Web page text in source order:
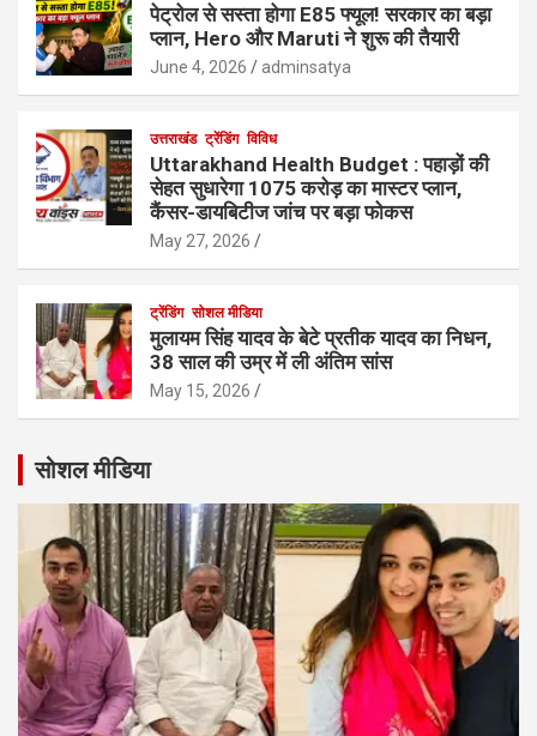
पेट्रोल से सस्ता होगा E85 फ्यूल! सरकार का बड़ा
प्लान, Hero और Maruti ने शुरू की तैयारी
June 4, 2026 adminsatya
उत्तराखंड ट्रेंडिंग विविध
Uttarakhand Health Budget : पहाड़ों की
सेहत सुधारेगा 1075 करोड़ का मास्टर प्लान,
कैंसर-डायबिटीज जांच पर बड़ा फोकस
May 27, 2026
ट्रेंडिंग सोशल मीडिया
मुलायम सिंह यादव के बेटे प्रतीक यादव का निधन,
38 साल की उम्र में ली अंतिम सांस
May 15, 2026
सोशल मीडिया